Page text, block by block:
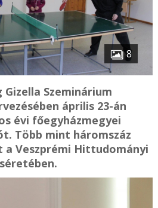
8
Szeminárium
április 23-án
évi főegyházmegyei
Több mint háromszáz
Veszprémi Hittudományi